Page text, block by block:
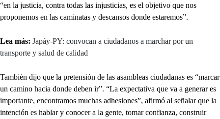
“en la justicia, contra todas las injusticias, es el objetivo que nos
proponemos en las caminatas y descansos donde estaremos”.
Lea más: Japáy-PY: convocan a ciudadanos a marchar por un
transporte y salud de calidad
También dijo que la pretensión de las asambleas ciudadanas es “marcar
un camino hacia donde deben ir”. “La expectativa que va a generar es
importante, encontramos muchas adhesiones”, afirmó al señalar que la
intención es hablar y conocer a la gente, tomar confianza, construir